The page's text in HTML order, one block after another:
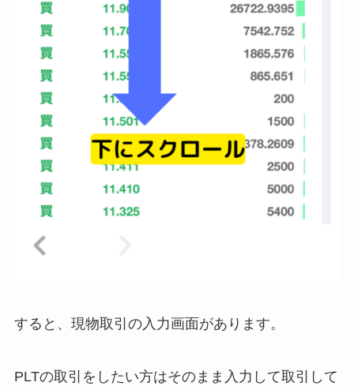
すると、現物取引の入力画面があります。
PLTの取引をしたい方はそのまま入力して取引して